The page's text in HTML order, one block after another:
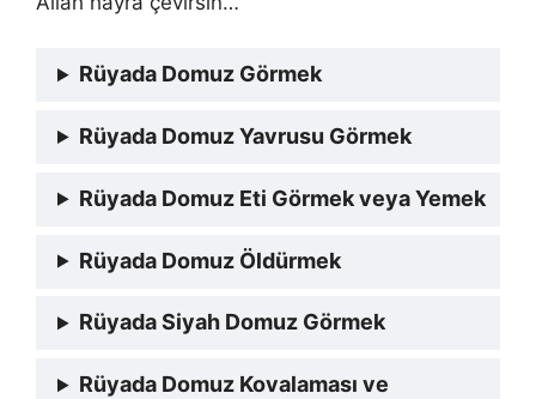
Rüyada Domuz Görmek
Rüyada Domuz Yavrusu Görmek
Rüyada Domuz Eti Görmek veya Yemek
Rüyada Domuz Öldürmek
Rüyada Siyah Domuz Görmek
Rüyada Domuz Kovalaması ve